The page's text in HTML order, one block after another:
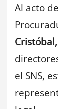
Al acto
el SNS,